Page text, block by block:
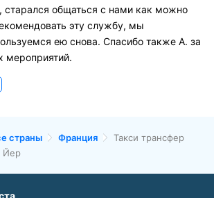
старался общаться с нами как можно
эту службу, мы
ею снова. Спасибо также А. за
мероприятий.
страны Франция
Такси трансфер
Йер